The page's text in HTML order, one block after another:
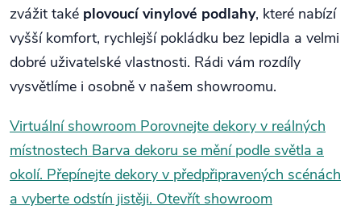
zvážit také plovoucí vinylové podlahy, které nabízí
vyšší komfort, rychlejší pokládku bez lepidla a velmi
dobré uživatelské vlastnosti. Rádi vám rozdíly
vysvětlíme i osobně v našem showroomu.
Virtuální showroom Porovnejte dekory v reálných
místnostech Barva dekoru se mění podle světla a
okolí. Přepínejte dekory v předpřipravených scénách
a vyberte odstín jistěji. Otevřít showroom